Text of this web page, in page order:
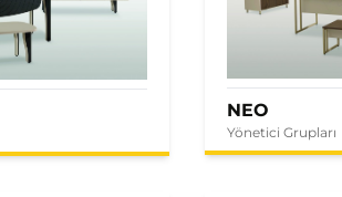
NEO
Yönetici Grupları